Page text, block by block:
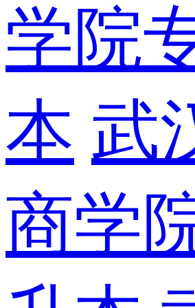
学院
本 武
商学